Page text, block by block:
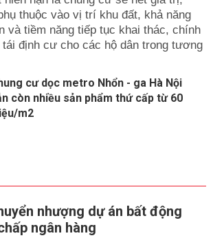
thuộc vào vị trí khu đất, khả năng
và tiềm năng tiếp tục khai thác, chính
định cư cho các hộ dân trong tương
cư dọc metro Nhổn - ga Hà Nội
còn nhiều sản phẩm thứ cấp từ 60
m2
nhượng dự án bất động
ngân hàng